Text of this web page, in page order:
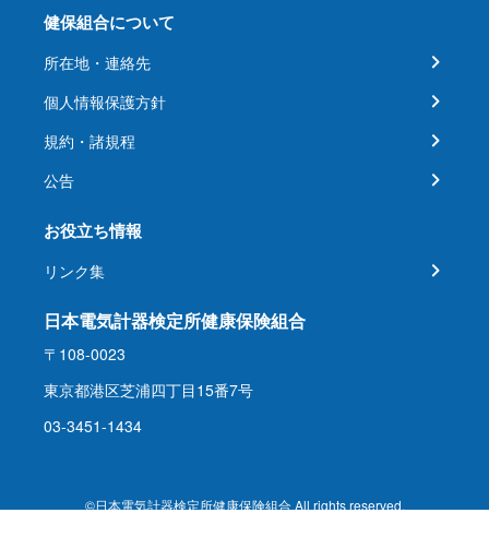
健保組合について
所在地・連絡先
個人情報保護方針
規約・諸規程
公告
お役立ち情報
リンク集
日本電気計器検定所健康保険組合
〒108-0023
東京都港区芝浦四丁目15番7号
03-3451-1434
©日本電気計器検定所健康保険組合 All rights reserved.